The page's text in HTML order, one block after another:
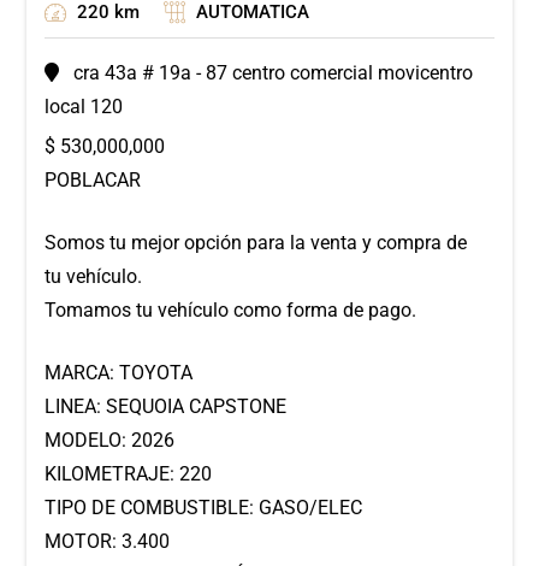
220 km AUTOMATICA
cra 43a # 19a - 87 centro comercial movicentro
local 120
$ 530,000,000
POBLACAR
Somos tu mejor opción para la venta y compra de
tu vehículo.
Tomamos tu vehículo como forma de pago.
MARCA: TOYOTA
LINEA: SEQUOIA CAPSTONE
MODELO: 2026
KILOMETRAJE: 220
TIPO DE COMBUSTIBLE: GASO/ELEC
MOTOR: 3.400